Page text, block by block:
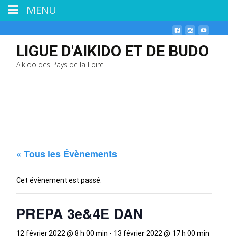
LIGUE D'AIKIDO ET DE BUDO
Aikido des Pays de la Loire
« Tous les Évènements
Cet évènement est passé.
PREPA 3e&4E DAN
12 février 2022 @ 8 h 00 min - 13 février 2022 @ 17 h 00 min
MENU